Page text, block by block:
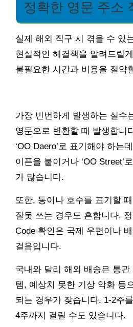
정확한 영문 주소
실제 해외 직구 시 겪을 수 있
현실적인 해결책을 알려드릴
불필요한 시간과 비용을 절약
가장 빈번하게 발생하는 실수
영문으로 변환할 때 발생합니
‘OO Daero’로 표기해야 하는
이픈을 붙이거나 ‘OO Street’
가 많습니다.
또한, 동이나 호수를 표기할 때
잘못 쓰는 경우도 흔합니다.
Code 확인은 국제 우편이나
걸음입니다.
국내와 달리 해외 배송은 통
템, 예상치 못한 기상 악화 등
되는 경우가 잦습니다. 1-2주
4주까지 걸릴 수도 있습니다.